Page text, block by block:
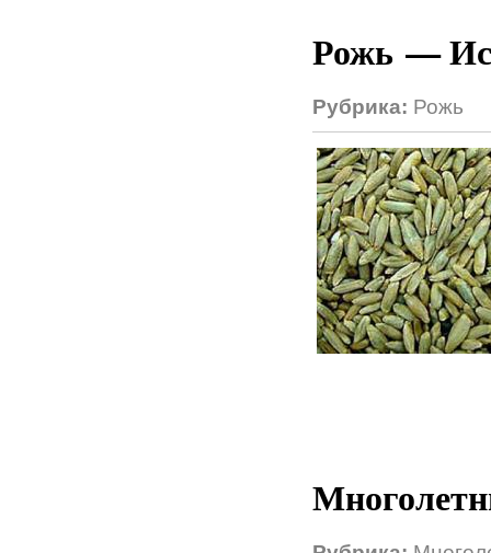
Рожь —
Рубрика: Рожь